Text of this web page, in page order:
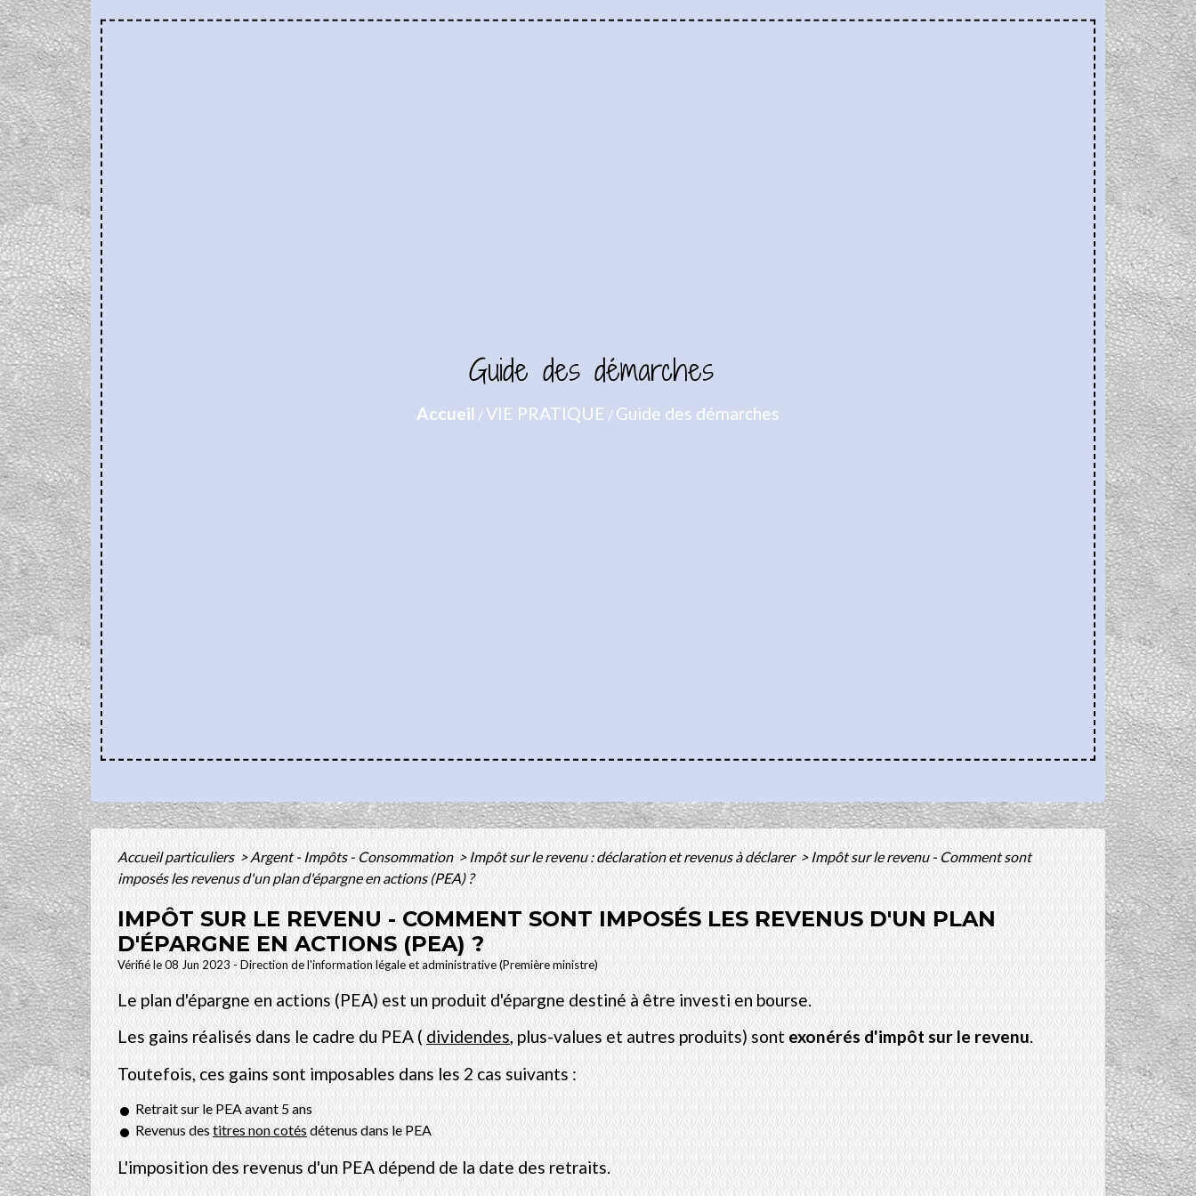
Guide des démarches
Accueil /VIE PRATIQUE / Guide des démarches
Accueil particuliers>Argent - Impôts - Consommation> Impôt sur le revenu : déclaration et revenus à déclarer> Impôt sur le revenu - Comment sont
imposés les revenus d'un plan d'épargne en actions (PEA) ?
IMPÔT SUR LE REVENU - COMMENT SONT IMPOSÉS LES REVENUS D'UN PLAN
D'ÉPARGNE EN ACTIONS (PEA) ?
Vérifié le 08 Jun 2023 - Direction de l'information légale et administrative (Première ministre)
Le plan d'épargne en actions (PEA) est un produit d'épargne destiné à être investi en bourse.
Les gains réalisés dans le cadre du PEA (dividendes, plus-values et autres produits) sontexonérés d'impôt sur le revenu.
Toutefois, ces gains sont imposables dans les 2 cas suivants :
Retrait sur le PEA avant 5 ans
Revenus destitres non cotésdétenus dans le PEA
L'imposition des revenus d'un PEA dépend de la date des retraits.